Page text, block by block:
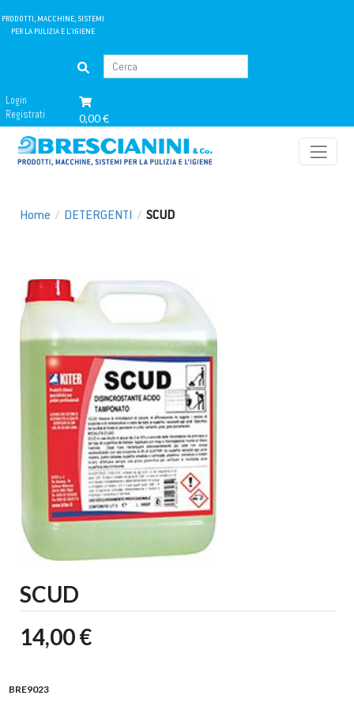
PRODOTTI, MACCHINE, SISTEMI
PER LA PULIZIA E L'IGIENE
Login
Registrati
0,00 €
Home / DETERGENTI / SCUD
SCUD
14,00 €
BRE9023